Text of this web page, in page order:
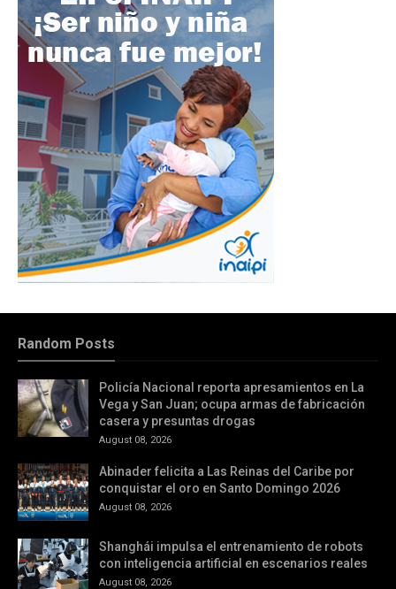
Random Posts
Policía Nacional reporta apresamientos en La
Vega y San Juan; ocupa armas de fabricación
casera y presuntas drogas
August 08, 2026
Abinader felicita a Las Reinas del Caribe por
conquistar el oro en Santo Domingo 2026
August 08, 2026
Shanghái impulsa el entrenamiento de robots
con inteligencia artificial en escenarios reales
August 08, 2026